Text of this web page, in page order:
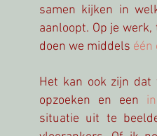
samen kijken in
aanloopt. Op je
doen we middels één
Het kan ook zijn dat
opzoeken en een
situatie uit te